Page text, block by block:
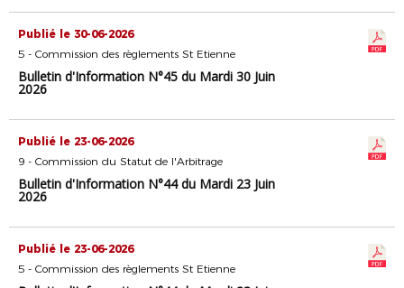
Publié le 30-06-2026
5 - Commission des règlements St Etienne
Bulletin d'Information N°45 du Mardi 30 Juin
2026
Publié le 23-06-2026
9 - Commission du Statut de l'Arbitrage
Bulletin d'Information N°44 du Mardi 23 Juin
2026
Publié le 23-06-2026
5 - Commission des règlements St Etienne